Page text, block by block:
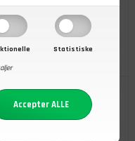
Statistiske
DKK
med Top Gun Patch til